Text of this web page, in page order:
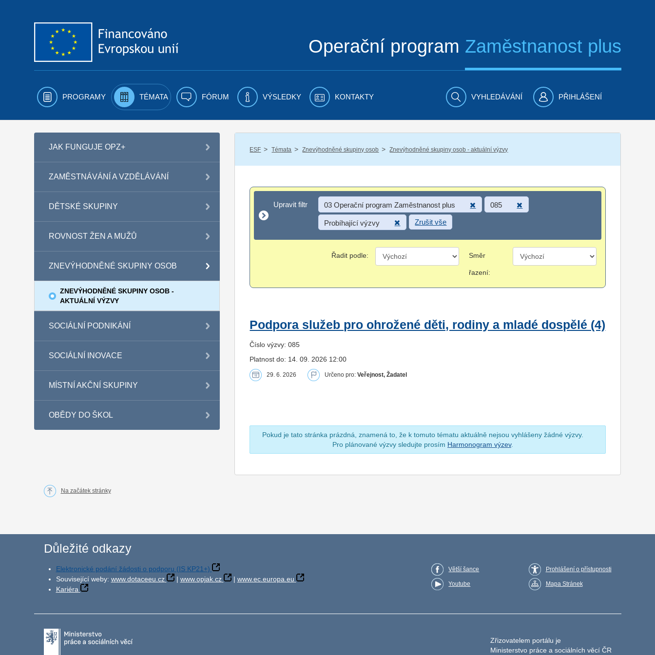
Operační program Zaměstnanost plus
PROGRAMY TÉMATA FÓRUM VÝSLEDKY KONTAKTY VYHLEDÁVÁNÍ PŘIHLÁŠENÍ
JAK FUNGUJE OPZ+
ZAMĚSTNÁVÁNÍ A VZDĚLÁVÁNÍ
DĚTSKÉ SKUPINY
ROVNOST ŽEN A MUŽŮ
ZNEVÝHODNĚNÉ SKUPINY OSOB
ZNEVÝHODNĚNÉ SKUPINY OSOB -
AKTUÁLNÍ VÝZVY
SOCIÁLNÍ PODNIKÁNÍ
SOCIÁLNÍ INOVACE
MÍSTNÍ AKČNÍ SKUPINY
OBĚDY DO ŠKOL
ESF / Témata / Znevýhodněné skupiny osob / Znevýhodněné skupiny osob - aktuální výzvy
Upravit filtr
Upravit filtr 03 Operační program Zaměstnanost plus 085
Probíhající výzvy Zrušit vše
Řadit podle: Směr
řazení:
Podpora služeb pro ohrožené děti, rodiny a mladé dospělé (4)
Číslo výzvy: 085
Platnost do: 14. 09. 2026 12:00
29. 6. 2026 Určeno pro:Veřejnost, Žadatel
Pokud je tato stránka prázdná, znamená to, že k tomuto tématu aktuálně nejsou vyhlášeny žádné výzvy.
Pro plánované výzvy sledujte prosím Harmonogram výzev.
Na začátek stránky
Důležité odkazy
Elektronické podání žádosti o podporu (IS KP21+)
Související weby: www.dotaceeu.cz | www.opjak.cz | www.ec.europa.eu
Kariéra
Větší šance
Youtube
Prohlášení o přístupnosti
Mapa Stránek
Zřizovatelem portálu je
Ministerstvo práce a sociálních věcí ČR